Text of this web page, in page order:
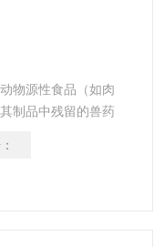
物源性食品（如肉
制品中残留的兽药